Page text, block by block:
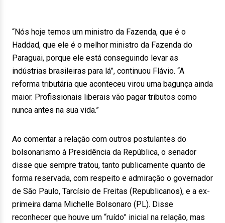
“Nós hoje temos um ministro da Fazenda, que é o
Haddad, que ele é o melhor ministro da Fazenda do
Paraguai, porque ele está conseguindo levar as
indústrias brasileiras para lá”, continuou Flávio. “A
reforma tributária que aconteceu virou uma bagunça ainda
maior. Profissionais liberais vão pagar tributos como
nunca antes na sua vida.”
Ao comentar a relação com outros postulantes do
bolsonarismo à Presidência da República, o senador
disse que sempre tratou, tanto publicamente quanto de
forma reservada, com respeito e admiração o governador
de São Paulo, Tarcísio de Freitas (Republicanos), e a ex-
primeira dama Michelle Bolsonaro (PL). Disse
reconhecer que houve um “ruído” inicial na relação, mas